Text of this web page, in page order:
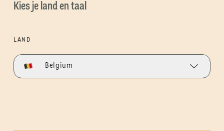
Kies je land en taal
LAND
Belgium